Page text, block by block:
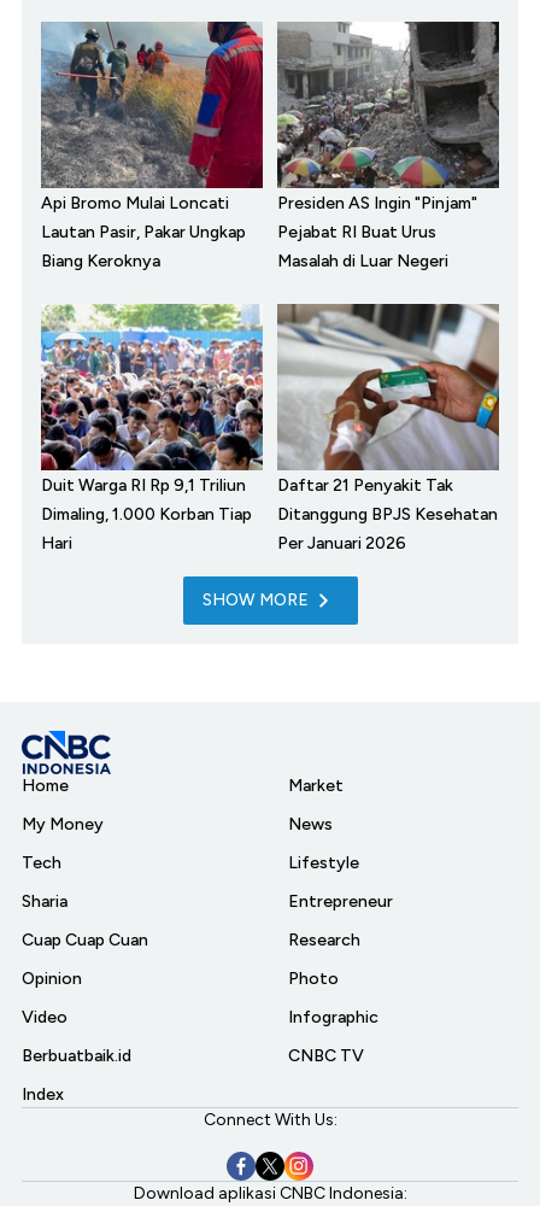
Api Bromo Mulai Loncati
Lautan Pasir, Pakar Ungkap
Biang Keroknya
Presiden AS Ingin "Pinjam"
Pejabat RI Buat Urus
Masalah di Luar Negeri
Duit Warga RI Rp 9,1 Triliun
Dimaling, 1.000 Korban Tiap
Hari
Daftar 21 Penyakit Tak
Ditanggung BPJS Kesehatan
Per Januari 2026
SHOW MORE
Home
My Money
Tech
Sharia
Cuap Cuap Cuan
Opinion
Video
Berbuatbaik.id
Index
Market
News
Lifestyle
Entrepreneur
Research
Photo
Infographic
CNBC TV
Connect With Us:
Download aplikasi CNBC Indonesia: